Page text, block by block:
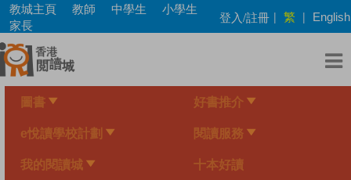
Skip
main
content
教城主頁 教師 中學生
小學生
家長
登入/註冊 | 繁 | English
圖書 好書推介
e悅讀學校計劃 閱讀服務
我的閱讀城 十本好讀